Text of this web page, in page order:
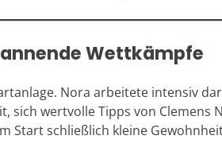
Wettkämpfe
Nora arbeitete intensiv
wertvolle Tipps von Clemens
Start schließlich kleine